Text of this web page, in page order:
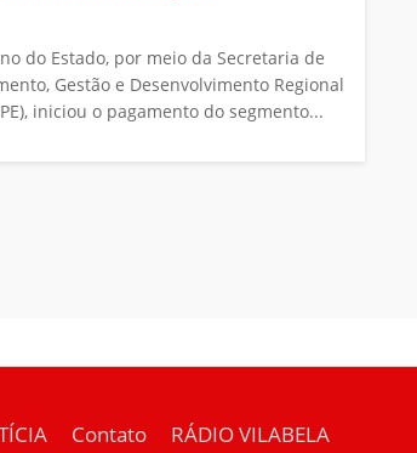
do Estado, por meio da Secretaria de
Gestão e Desenvolvimento Regional
iniciou o pagamento do segmento...
Contato RÁDIO VILABELA